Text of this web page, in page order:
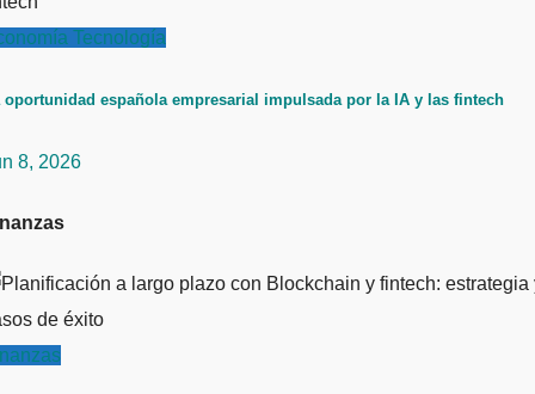
Tecnología
oportunidad española empresarial impulsada por la IA y las fintech
8, 2026